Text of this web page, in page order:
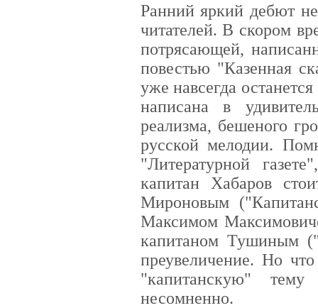
Ранний яркий дебют
читателей. В скором
потрясающей,
повестью "Казенная
уже навсегда
написана в
реализма, бешеного
русской мелодии.
"Литературной
капитан Хабаров
Мироновым
Максимом
капитаном Тушиным
преувеличение. Но
"капитанскую"
несомненно.